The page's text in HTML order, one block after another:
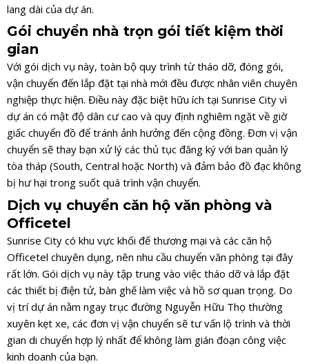
lang dài của dự án.
Gói chuyển nhà trọn gói tiết kiệm thời
gian
Với gói dịch vụ này, toàn bộ quy trình từ tháo dỡ, đóng gói,
vận chuyển đến lắp đặt tại nhà mới đều được nhân viên chuyên
nghiệp thực hiện. Điều này đặc biệt hữu ích tại Sunrise City vì
dự án có mật độ dân cư cao và quy định nghiêm ngặt về giờ
giấc chuyển đồ để tránh ảnh hưởng đến cộng đồng. Đơn vị vận
chuyển sẽ thay bạn xử lý các thủ tục đăng ký với ban quản lý
tòa tháp (South, Central hoặc North) và đảm bảo đồ đạc không
bị hư hại trong suốt quá trình vận chuyển.
Dịch vụ chuyển căn hộ văn phòng và
Officetel
Sunrise City có khu vực khối đế thương mại và các căn hộ
Officetel chuyên dụng, nên nhu cầu chuyển văn phòng tại đây
rất lớn. Gói dịch vụ này tập trung vào việc tháo dỡ và lắp đặt
các thiết bị điện tử, bàn ghế làm việc và hồ sơ quan trọng. Do
vị trí dự án nằm ngay trục đường Nguyễn Hữu Thọ thường
xuyên kẹt xe, các đơn vị vận chuyển sẽ tư vấn lộ trình và thời
gian di chuyển hợp lý nhất để không làm gián đoạn công việc
kinh doanh của bạn.